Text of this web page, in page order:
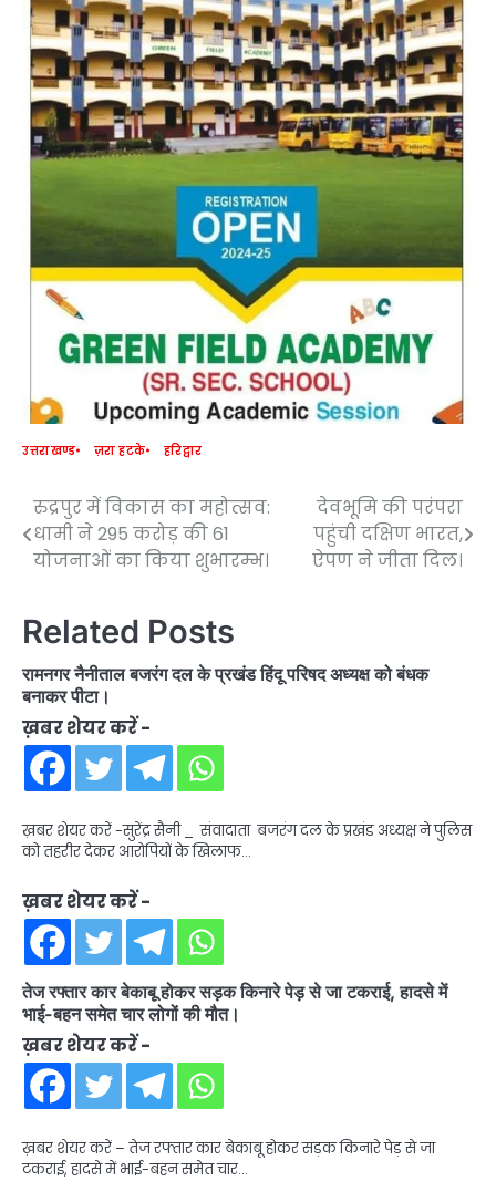
उत्तराखण्ड ज़रा हटके हरिद्वार
Post
navigation
रुद्रपुर में विकास का महोत्सव:
धामी ने 295 करोड़ की 61
योजनाओं का किया शुभारम्भ।
देवभूमि की परंपरा
पहुंची दक्षिण भारत,
ऐपण ने जीता दिल।
Related Posts
रामनगर नैनीताल बजरंग दल के प्रखंड हिंदू परिषद अध्यक्ष को बंधक
बनाकर पीटा।
ख़बर शेयर करें -
ख़बर शेयर करें -सुरेंद्र सैनी _ संवादाता बजरंग दल के प्रखंड अध्यक्ष ने पुलिस
को तहरीर देकर आरोपियों के खिलाफ…
ख़बर शेयर करें -
तेज रफ्तार कार बेकाबू होकर सड़क किनारे पेड़ से जा टकराई, हादसे में
भाई-बहन समेत चार लोगों की मौत।
ख़बर शेयर करें -
ख़बर शेयर करें – तेज रफ्तार कार बेकाबू होकर सड़क किनारे पेड़ से जा
टकराई, हादसे में भाई-बहन समेत चार…